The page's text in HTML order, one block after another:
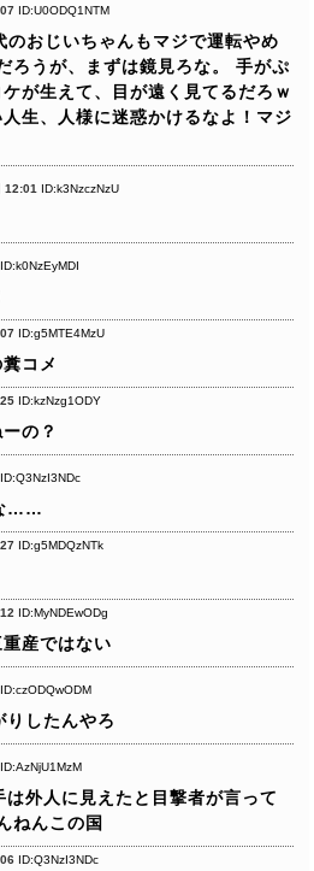
ID:U0ODQ1NTM
のおじいちゃんもマジで運転やめ
ろうが、まずは鏡見ろな。
手がぷ
が生えて、目が遠く見てるだろｗ
生、人様に迷惑かけるなよ！マジ
12:01 ID:k3NzczNzU
ID:k0NzEyMDI
ID:g5MTE4MzU
コメ
ID:kzNzg1ODY
の？
ID:Q3NzI3NDc
……
ID:g5MDQzNTk
ID:MyNDEwODg
産ではない
ID:czODQwODM
りしたんやろ
ID:AzNjU1MzM
外人に見えたと目撃者が言って
ねんこの国
ID:Q3NzI3NDc